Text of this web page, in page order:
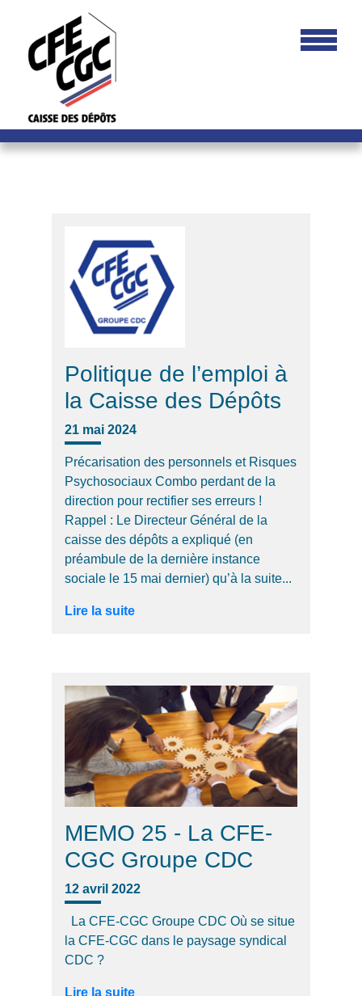
Politique de l’emploi à
la Caisse des Dépôts
21 mai 2024
Précarisation des personnels et Risques
Psychosociaux Combo perdant de la
direction pour rectifier ses erreurs !
Rappel : Le Directeur Général de la
caisse des dépôts a expliqué (en
préambule de la dernière instance
sociale le 15 mai dernier) qu’à la suite...
Lire la suite
MEMO 25 - La CFE-
CGC Groupe CDC
12 avril 2022
La CFE-CGC Groupe CDC Où se situe
la CFE-CGC dans le paysage syndical
CDC ?
Lire la suite